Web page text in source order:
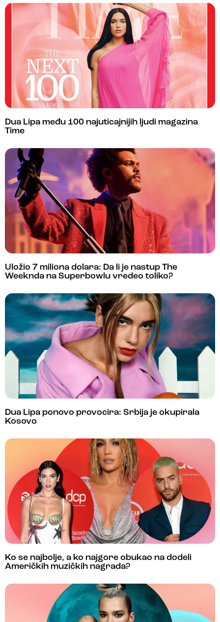
Dua Lipa među 100 najuticajnijih ljudi magazina
Time
Uložio 7 miliona dolara: Da li je nastup The
Weeknda na Superbowlu vredeo toliko?
Dua Lipa ponovo provocira: Srbija je okupirala
Kosovo
Ko se najbolje, a ko najgore obukao na dodeli
Američkih muzičkih nagrada?